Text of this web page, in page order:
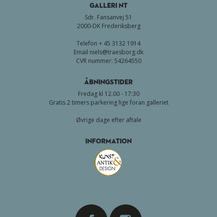
GALLERI NT
Sdr. Fansanvej 51
2000-DK Frederiksberg
Telefon + 45 3132 1914
Email niels@traesborg.dk
CVR nummer: 54264550
Åbningstider
Fredag kl 12.00 - 17:30
Gratis 2 timers parkering lige foran galleriet
Øvrige dage efter aftale
Information